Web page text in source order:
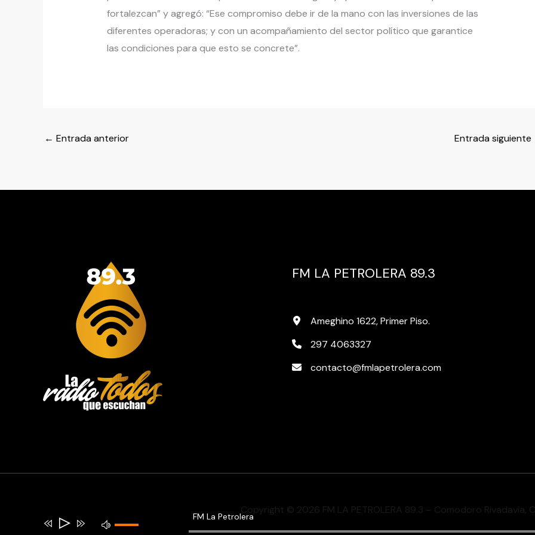
fortalezcan” y agregó: “Ese compromiso debe ir de la mano con las inversiones de las
diferentes operadoras; y con un acompañamiento del sector político que garantice
las condiciones para que esto se concrete”.
← Entrada anterior Entrada siguiente
FM LA PETROLERA 89.3
Ameghino 1622, Primer Piso.
297 4063327
contacto@fmlapetrolera.com
Copyright © 2026 FM LA PETROLERA 89.3 – Comodoro Rivadavia,
FM La Petrolera
Reproductor
Utiliza